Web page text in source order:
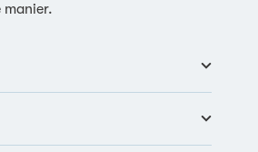
manier.